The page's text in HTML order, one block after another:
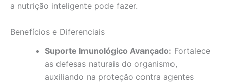
a nutrição inteligente pode fazer.
Benefícios e Diferenciais
Suporte Imunológico Avançado: Fortalece
as defesas naturais do organismo,
auxiliando na proteção contra agentes